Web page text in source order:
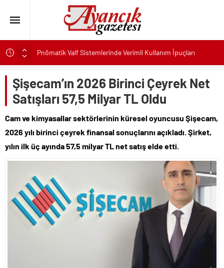
Pnömatik Valf Sistemlerinde Verimli Kullanım İpuçları
Sinop’ta Denize Girilecek 3 Mükemmel Yer
Maltese Terrier İlk Kez Köpek Sahiplenecekler İçin Uygun
Kapadokya Tatilinde Ne Giyilir?
Büyükakın’dan İzmit’in geleceğine yakın takip
Didim Belediyesi’nden Kent Genelinde Yol Bakım ve Onarım
Çalışması
Hastalıktan Ari İşletmelerde Yeni Model Ele Alındı
Kaykay Şampiyonasının Kalbi Osmangazi’de Attı
Ayancık’ta İHA Olduğu Değerlendirilen Cisim Bulundu
Kalabalık Aileler İçin Çocuk Havuzlu Villa Kiralayın
Şişecam’ın 2026 Birinci Çeyrek Net
Satışları 57,5 Milyar TL Oldu
Cam ve kimyasallar sektörlerinin küresel oyuncusu Şişecam,
2026 yılı birinci çeyrek finansal sonuçlarını açıkladı. Şirket,
yılın ilk üç ayında 57,5 milyar TL net satış elde etti.